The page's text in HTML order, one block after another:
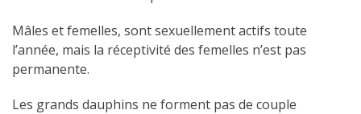
Mâles et femelles, sont sexuellement actifs toute
l’année, mais la réceptivité des femelles n’est pas
permanente.
Les grands dauphins ne forment pas de couple